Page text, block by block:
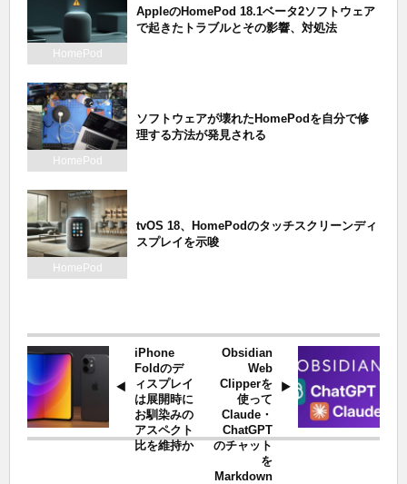
HomePod
AppleのHomePod 18.1ベータ2ソフトウェア
で起きたトラブルとその影響、対処法
HomePod
ソフトウェアが壊れたHomePodを自分で修
理する方法が発見される
HomePod
tvOS 18、HomePodのタッチスクリーンディ
スプレイを示唆
iPhone
Foldのデ
ィスプレイ
は展開時に
お馴染みの
アスペクト
比を維持か
Obsidian
Web
Clipperを
使って
Claude・
ChatGPT
のチャット
を
Markdown